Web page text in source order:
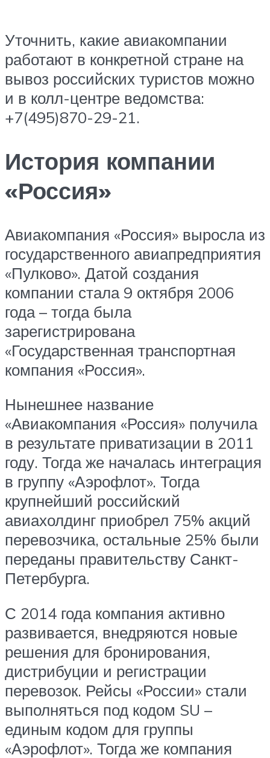
Уточнить, какие авиакомпании
работают в конкретной стране на
вывоз российских туристов можно
и в колл-центре ведомства:
+7(495)870-29-21.
История компании
«Россия»
Авиакомпания «Россия» выросла из
государственного авиапредприятия
«Пулково». Датой создания
компании стала 9 октября 2006
года – тогда была
зарегистрирована
«Государственная транспортная
компания «Россия».
Нынешнее название
«Авиакомпания «Россия» получила
в результате приватизации в 2011
году. Тогда же началась интеграция
в группу «Аэрофлот». Тогда
крупнейший российский
авиахолдинг приобрел 75% акций
перевозчика, остальные 25% были
переданы правительству Санкт-
Петербурга.
С 2014 года компания активно
развивается, внедряются новые
решения для бронирования,
дистрибуции и регистрации
перевозок. Рейсы «России» стали
выполняться под кодом SU –
единым кодом для группы
«Аэрофлот». Тогда же компания